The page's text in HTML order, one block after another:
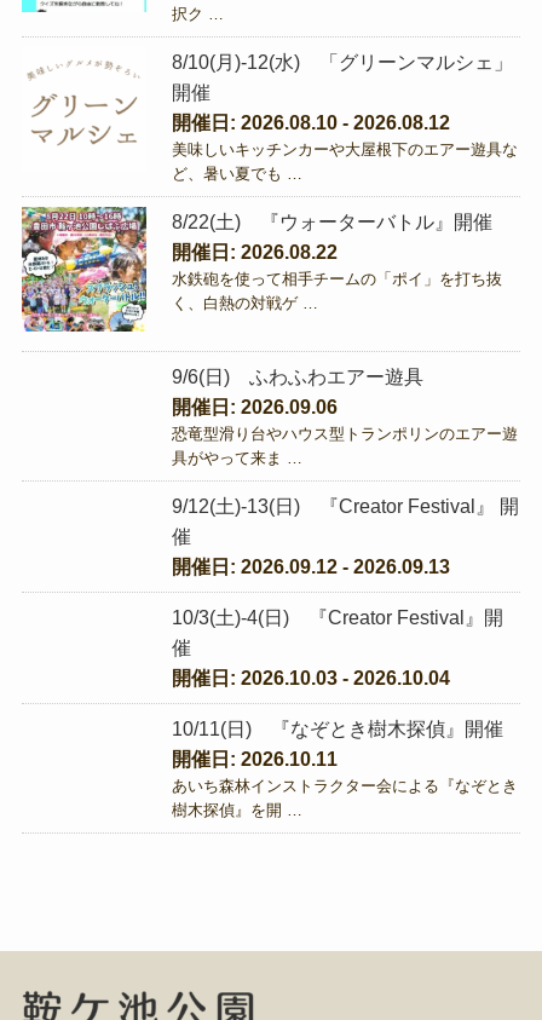
択ク …
8/10(月)-12(水) 「グリーンマルシェ」
開催
開催日: 2026.08.10 - 2026.08.12
美味しいキッチンカーや大屋根下のエアー遊具な
ど、暑い夏でも …
8/22(土) 『ウォーターバトル』開催
開催日: 2026.08.22
水鉄砲を使って相手チームの「ポイ」を打ち抜
く、白熱の対戦ゲ …
9/6(日) ふわふわエアー遊具
開催日: 2026.09.06
恐竜型滑り台やハウス型トランポリンのエアー遊
具がやって来ま …
9/12(土)-13(日) 『Creator Festival』 開
催
開催日: 2026.09.12 - 2026.09.13
10/3(土)-4(日) 『Creator Festival』開
催
開催日: 2026.10.03 - 2026.10.04
10/11(日) 『なぞとき樹木探偵』開催
開催日: 2026.10.11
あいち森林インストラクター会による『なぞとき
樹木探偵』を開 …